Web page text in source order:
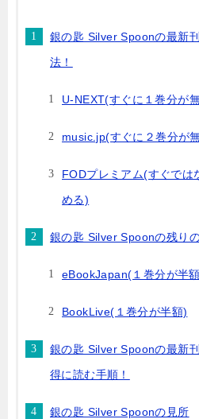
銀の匙 Silver Spoonの最新
法！
U-NEXT(すぐに１巻分が
music.jp(すぐに２巻分が
FODプレミアム(すぐでは
める)
銀の匙 Silver Spoonの残り
eBookJapan(１巻分が半
BookLive(１巻分が半額)
銀の匙 Silver Spoonの最新
得に読む手順！
銀の匙 Silver Spoonの見所